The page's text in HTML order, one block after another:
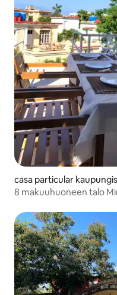
casa particular
8 makuuhuoneen talo